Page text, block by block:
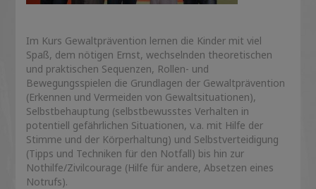
Im Kurs Gewaltprävention lernen die Kinder mit viel
Spaß, dem nötigen Ernst, wechselnden theoretischen
und praktischen Sequenzen, Rollen- und
Bewegungsspielen die Grundlagen der Gewaltprävention
(Erkennen und Vermeiden von Gewaltsituationen),
Selbstbehauptung (selbstbewusstes Verhalten in
potentiell gefährlichen Situationen, v.a. mit Hilfe der
Stimme und der Körperhaltung) und Selbstverteidigung
(Tipps und Techniken für den Notfall) bis hin zur
Nothilfe/Zivilcourage (Hilfe für andere, Absetzen eines
Notrufs).